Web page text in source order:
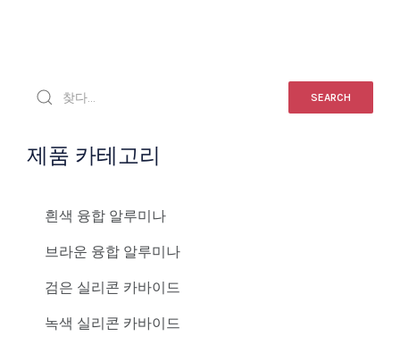
SEARCH
제품 카테고리
흰색 융합 알루미나
브라운 융합 알루미나
검은 실리콘 카바이드
녹색 실리콘 카바이드